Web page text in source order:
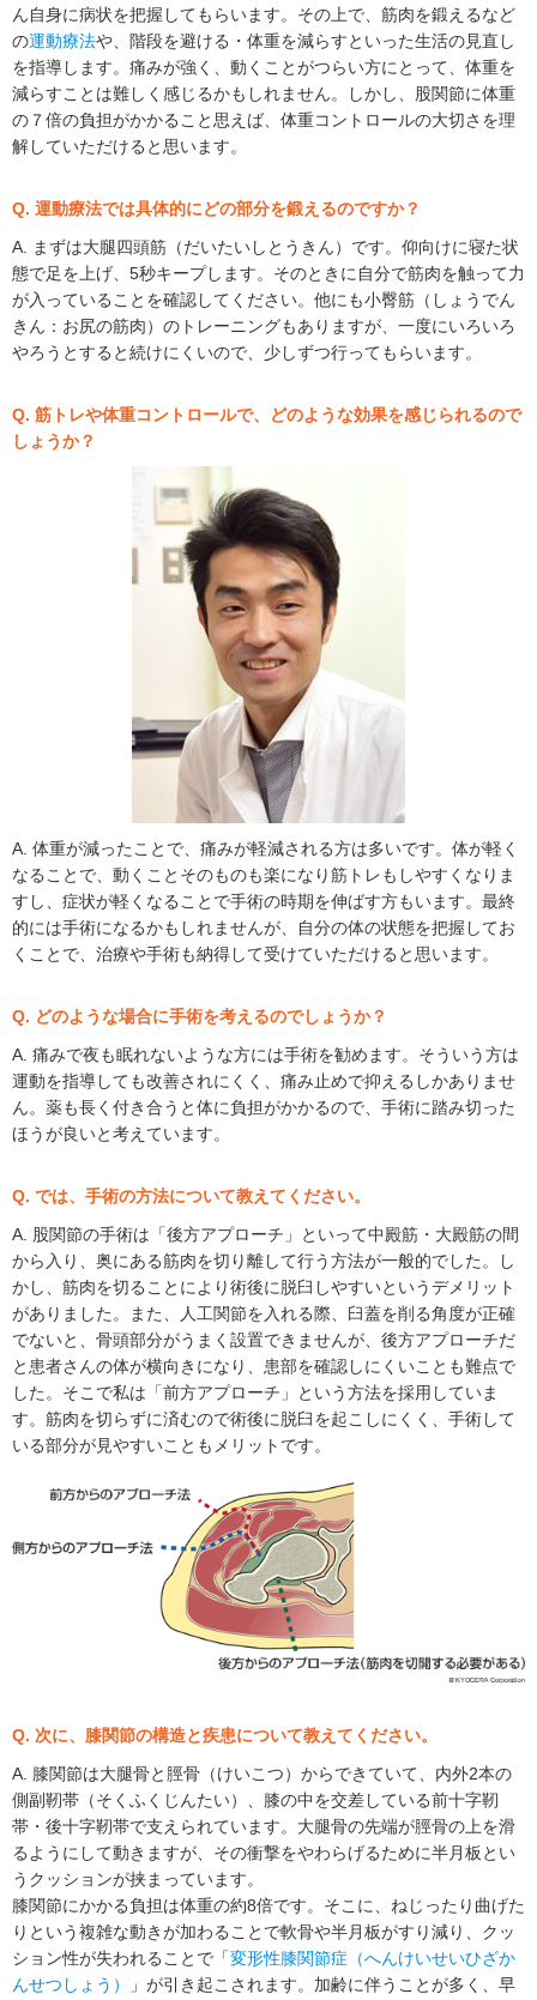
ん自身に病状を把握してもらいます。その上で、筋肉を鍛えるなど
の運動療法や、階段を避ける・体重を減らすといった生活の見直し
を指導します。痛みが強く、動くことがつらい方にとって、体重を
減らすことは難しく感じるかもしれません。しかし、股関節に体重
の７倍の負担がかかること思えば、体重コントロールの大切さを理
解していただけると思います。
Q. 運動療法では具体的にどの部分を鍛えるのですか？
A. まずは大腿四頭筋（だいたいしとうきん）です。仰向けに寝た状
態で足を上げ、5秒キープします。そのときに自分で筋肉を触って力
が入っていることを確認してください。他にも小臀筋（しょうでん
きん：お尻の筋肉）のトレーニングもありますが、一度にいろいろ
やろうとすると続けにくいので、少しずつ行ってもらいます。
Q. 筋トレや体重コントロールで、どのような効果を感じられるので
しょうか？
A. 体重が減ったことで、痛みが軽減される方は多いです。体が軽く
なることで、動くことそのものも楽になり筋トレもしやすくなりま
すし、症状が軽くなることで手術の時期を伸ばす方もいます。最終
的には手術になるかもしれませんが、自分の体の状態を把握してお
くことで、治療や手術も納得して受けていただけると思います。
Q. どのような場合に手術を考えるのでしょうか？
A. 痛みで夜も眠れないような方には手術を勧めます。そういう方は
運動を指導しても改善されにくく、痛み止めで抑えるしかありませ
ん。薬も長く付き合うと体に負担がかかるので、手術に踏み切った
ほうが良いと考えています。
Q. では、手術の方法について教えてください。
A. 股関節の手術は「後方アプローチ」といって中殿筋・大殿筋の間
から入り、奥にある筋肉を切り離して行う方法が一般的でした。し
かし、筋肉を切ることにより術後に脱臼しやすいというデメリット
がありました。また、人工関節を入れる際、臼蓋を削る角度が正確
でないと、骨頭部分がうまく設置できませんが、後方アプローチだ
と患者さんの体が横向きになり、患部を確認しにくいことも難点で
した。そこで私は「前方アプローチ」という方法を採用していま
す。筋肉を切らずに済むので術後に脱臼を起こしにくく、手術して
いる部分が見やすいこともメリットです。
Q. 次に、膝関節の構造と疾患について教えてください。
A. 膝関節は大腿骨と脛骨（けいこつ）からできていて、内外2本の
側副靭帯（そくふくじんたい）、膝の中を交差している前十字靭
帯・後十字靭帯で支えられています。大腿骨の先端が脛骨の上を滑
るようにして動きますが、その衝撃をやわらげるために半月板とい
うクッションが挟まっています。
膝関節にかかる負担は体重の約8倍です。そこに、ねじったり曲げた
りという複雑な動きが加わることで軟骨や半月板がすり減り、クッ
ション性が失われることで「変形性膝関節症（へんけいせいひざか
んせつしょう）
」が引き起こされます。加齢に伴うことが多く、早